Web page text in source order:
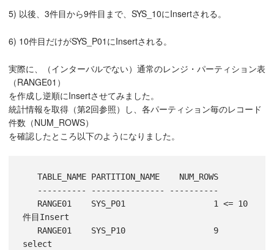
5) 以後、3件目から9件目まで、SYS_10にInsertされる。
6) 10件目だけがSYS_P01にInsertされる。
実際に、（インターバルでない）通常のレンジ・パーティション表
（RANGE01）
を作成し逆順にInsertさせてみました。
統計情報を取得（第2回参照）し、各パーティション毎のレコード
件数（NUM_ROWS）
を確認したところ以下のようになりました。
件目Insert
select